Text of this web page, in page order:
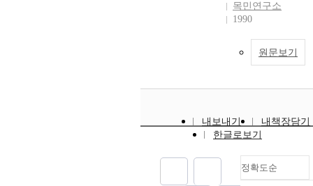
목민연구소
1990
원문보기
내보내기
내책장담기
한글로보기
정확도순